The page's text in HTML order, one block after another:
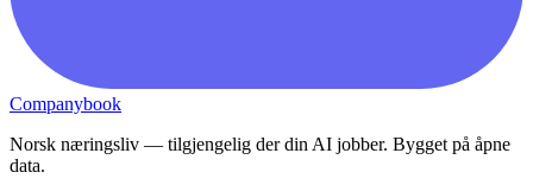
Companybook
Norsk næringsliv — tilgjengelig der din AI jobber. Bygget på åpne
data.